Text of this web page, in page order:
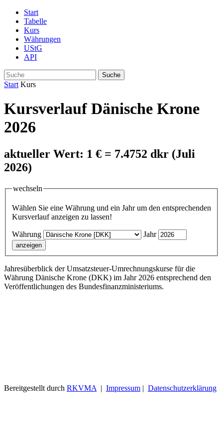
Start
Tabelle
Kurs
Währungen
UStG
API
Suche
Start Kurs
Kursverlauf Dänische Krone
2026
aktueller Wert: 1 € = 7.4752 dkr (Juli
2026)
wechseln
Wählen Sie eine Währung und ein Jahr um den entsprechenden
Kursverlauf anzeigen zu lassen!
Währung Jahr
Jahresüberblick der Umsatzsteuer-Umrechnungskurse für die
Währung Dänische Krone (DKK) im Jahr 2026 entsprechend den
Veröffentlichungen des Bundesfinanzministeriums.
Bereitgestellt durch RKVMA | Impressum | Datenschutzerklärung